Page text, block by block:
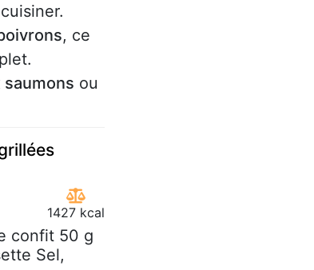
, ce
saumons ou
1427 kcal
confit 50 g
Sel,